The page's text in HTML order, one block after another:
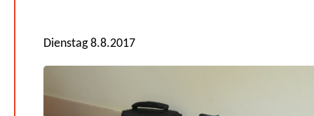
Dienstag 8.8.2017